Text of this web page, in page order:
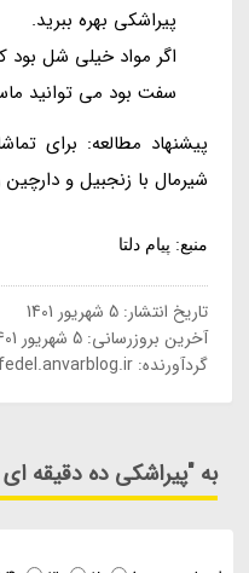
پیراشکی بهره ببرید.
اگر مواد خیلی شل بود
سفت بود می توانید
پیشنهاد مطالعه: برای
شیرمال با زنجبیل و دارچین
منبع: پیام دلتا
تاریخ انتشار:5 شهریور 1401
آخرین بروزرسانی:5 شهریور 1401
گردآورنده:
به "پیراشکی ده دقیقه ای